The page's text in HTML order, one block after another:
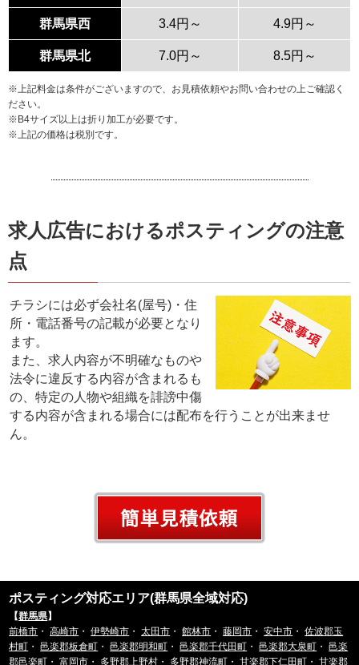
群馬県西 3.4円～ 4.9円～
群馬県北 7.0円～ 8.5円～
※上記料金は条件がございますので、お見積依頼やお問い合わせの上ご確認く
ださい。
※B4サイズ以上は折り加工が必要です。
※上記の価格は税別です。
求人広告におけるポスティングの注意
点
チラシには必ず会社名(屋号)・住
所・電話番号の記載が必要となり
ます。
また、求人内容が不明確なものや
法令に違反する内容が含まれるも
の、特定の人物や組織を誹謗中傷
する内容が含まれる場合には配布を行うことが出来ませ
ん。
ポスティング対応エリア(群馬県全域対応)
【群馬県】
前橋市 ・高崎市 ・伊勢崎市 ・太田市 ・館林市 ・藤岡市 ・安中市 ・佐波郡玉
村町 ・邑楽郡板倉町 ・邑楽郡明和町 ・邑楽郡千代田町 ・邑楽郡大泉町 ・邑楽
郡邑楽町 ・富岡市 ・ 多野郡上野村 ・ 多野郡神流町 ・甘楽郡下仁田町 ・甘楽郡